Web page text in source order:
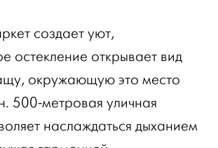
создает уют,
остекление открывает вид
окружающую это место
500-метровая уличная
наслаждаться дыханием